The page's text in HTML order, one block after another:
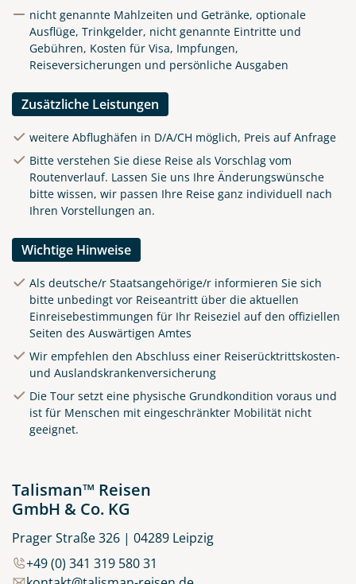
Alfama - ein Stadtteil von
Lissabon
©SeanPavonePhoto -
stock.adobe.com
nicht genannte Mahlzeiten und Getränke, optionale
Ausflüge, Trinkgelder, nicht genannte Eintritte und
Gebühren, Kosten für Visa, Impfungen,
Reiseversicherungen und persönliche Ausgaben
Zusätzliche Leistungen
weitere Abflughäfen in D/A/CH möglich, Preis auf Anfrage
Bitte verstehen Sie diese Reise als Vorschlag vom
Routenverlauf. Lassen Sie uns Ihre Änderungswünsche
bitte wissen, wir passen Ihre Reise ganz individuell nach
Ihren Vorstellungen an.
Wichtige Hinweise
Als deutsche/r Staatsangehörige/r informieren Sie sich
bitte unbedingt vor Reiseantritt über die aktuellen
Einreisebestimmungen für Ihr Reiseziel auf den offiziellen
Seiten des Auswärtigen Amtes
Wir empfehlen den Abschluss einer Reiserücktrittskosten-
und Auslandskrankenversicherung
Die Tour setzt eine physische Grundkondition voraus und
ist für Menschen mit eingeschränkter Mobilität nicht
geeignet.
Talisman™ Reisen
GmbH & Co. KG
Prager Straße 326 | 04289 Leipzig
+49 (0) 341 319 580 31